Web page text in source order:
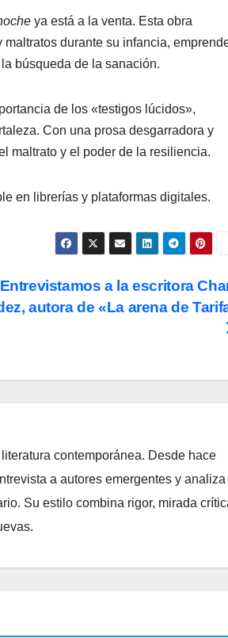
ya está a la venta. Esta obra
durante su infancia,
búsqueda de la sanación.
de los «testigos lúcidos»,
Con una prosa desgarradora y
maltrato y el poder de la resiliencia.
en librerías y plataformas digitales.
Entrevistamos a la escritora
autora de «La arena de
contemporánea. Desde hace
a autores emergentes y analiza
Su estilo combina rigor, mirada